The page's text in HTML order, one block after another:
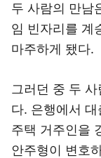
두 사람의 만남
임 빈자리를 계
마주하게 됐다.
그러던 중 두
다. 은행에서
주택 거주인을
안주형이 변호